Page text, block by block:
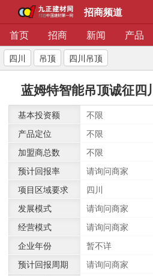
招商频道
首页
招商 新闻 产品
四川 吊顶 四川吊顶
蓝姆特智能吊顶诚征四
基本投资额
不限
产品定位
不限
加盟商总数
不限
预计回报率
请询问商家
项目区域要求
四川
发展模式
请询问商家
经营模式
请询问商家
企业年份
暂不详
预计回报周期
请询问商家